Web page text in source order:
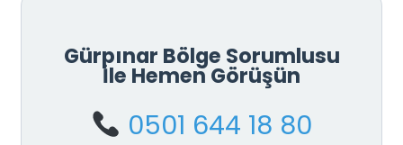
Gürpınar Bölge Sorumlusu
İle Hemen Görüşün
0501 644 18 80